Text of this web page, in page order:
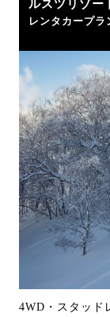
ルスツリゾー
レンタカープラ
4WD・スタッド